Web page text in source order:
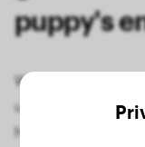
puppy's
Wilt u weten hoe
uiteindelijk zal